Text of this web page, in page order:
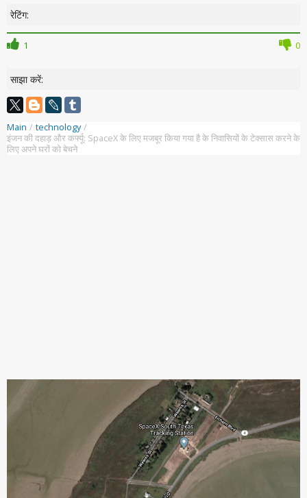
रेटिंग:
1 0
साझा करें:
Main / technology /
इंजन की दहाड़ और कर्फ्यू: SpaceX के लिए मजबूर किया गया है के निवासियों के टेक्सास करने के
लिए अपने घरों को बेचने